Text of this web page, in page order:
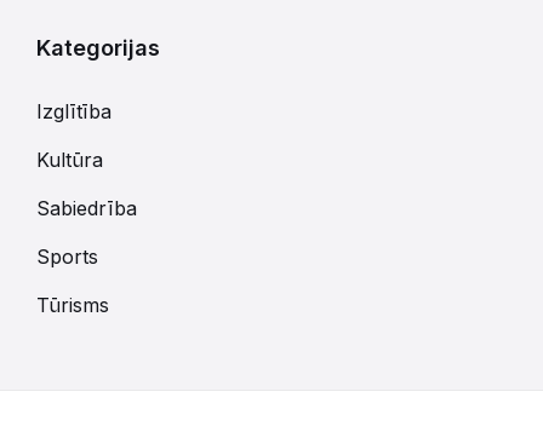
Kategorijas
Izglītība
Kultūra
Sabiedrība
Sports
Tūrisms